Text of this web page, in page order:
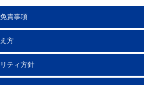
責事項
方
ティ方針